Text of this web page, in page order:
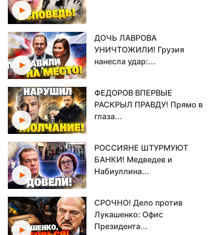
ДОЧЬ ЛАВРОВА
УНИЧТОЖИЛИ! Грузия
нанесла удар:...
ФЕДОРОВ ВПЕРВЫЕ
РАСКРЫЛ ПРАВДУ! Прямо в
глаза...
РОССИЯНЕ ШТУРМУЮТ
БАНКИ! Медведев и
Набиуллина...
СРОЧНО! Дело против
Лукашенко: Офис
Президента...